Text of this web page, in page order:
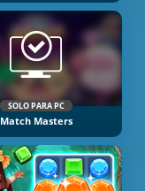
SOLO PARA PC
Match Masters